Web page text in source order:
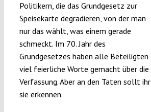
Politikern, die das Grundgesetz zur
Speisekarte degradieren, von der man
nur das wählt, was einem gerade
schmeckt. Im 70. Jahr des
Grundgesetzes haben alle Beteiligten
viel feierliche Worte gemacht über die
Verfassung. Aber an den Taten sollt ihr
sie erkennen.